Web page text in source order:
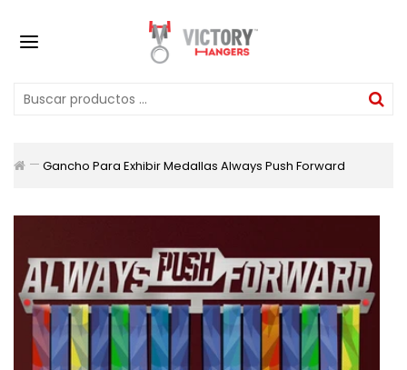
Gancho Para Exhibir Medallas Always Push Forward